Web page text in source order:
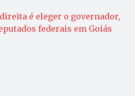
é eleger o governador,
federais em Goiás